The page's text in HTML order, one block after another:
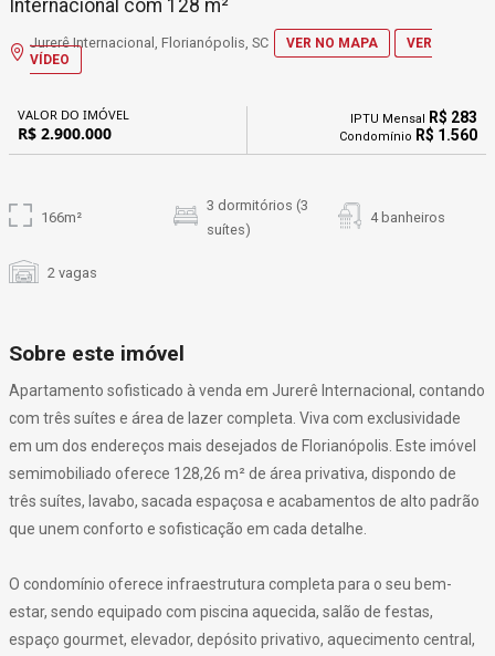
Internacional com 128 m²
Jurerê Internacional, Florianópolis, SC VER NO MAPA
VER
VÍDEO
VALOR DO IMÓVEL
R$ 2.900.000
IPTU Mensal R$ 283
Condomínio R$ 1.560
166m²
3 dormitórios (3
suítes)
4 banheiros
2 vagas
Sobre este imóvel
Apartamento sofisticado à venda em Jurerê Internacional, contando
com três suítes e área de lazer completa. Viva com exclusividade
em um dos endereços mais desejados de Florianópolis. Este imóvel
semimobiliado oferece 128,26 m² de área privativa, dispondo de
três suítes, lavabo, sacada espaçosa e acabamentos de alto padrão
que unem conforto e sofisticação em cada detalhe.
O condomínio oferece infraestrutura completa para o seu bem-
estar, sendo equipado com piscina aquecida, salão de festas,
espaço gourmet, elevador, depósito privativo, aquecimento central,